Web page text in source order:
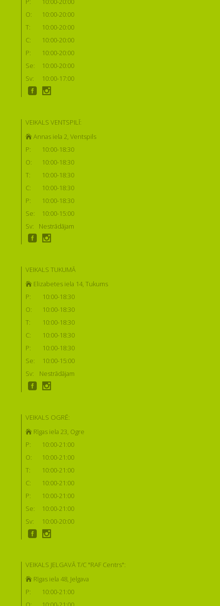
O:
10:00-20:00
T:
10:00-20:00
C:
10:00-20:00
P:
10:00-20:00
Se:
10:00-20:00
Sv:
10:00-17:00
VEIKALS VENTSPILĪ:
Annas iela 2, Ventspils
P:
10:00-18:30
O:
10:00-18:30
T:
10:00-18:30
C:
10:00-18:30
P:
10:00-18:30
Se:
10:00-15:00
Sv:
Nestrādājam
VEIKALS TUKUMĀ
Elizabetes iela 14, Tukums
P:
10:00-18:30
O:
10:00-18:30
T:
10:00-18:30
C:
10:00-18:30
P:
10:00-18:30
Se:
10:00-15:00
Sv:
Nestrādājam
VEIKALS OGRĒ:
Rīgas iela 23, Ogre
P:
10:00-21:00
O:
10:00-21:00
T:
10:00-21:00
C:
10:00-21:00
P:
10:00-21:00
Se:
10:00-21:00
Sv:
10:00-20:00
VEIKALS JELGAVĀ T/C "RAF Centrs":
Rīgas iela 48, Jelgava
P:
10:00-21:00